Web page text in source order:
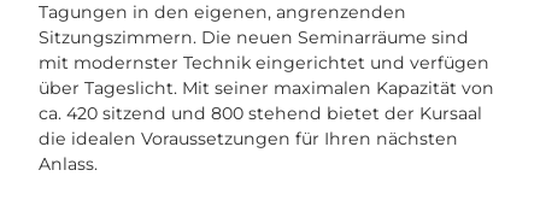
© Kursaal Engelberg | CC-BY-NC-ND
Tagungen in den eigenen, angrenzenden
Sitzungszimmern. Die neuen Seminarräume sind
mit modernster Technik eingerichtet und verfügen
über Tageslicht. Mit seiner maximalen Kapazität von
ca. 420 sitzend und 800 stehend bietet der Kursaal
die idealen Voraussetzungen für Ihren nächsten
Anlass.